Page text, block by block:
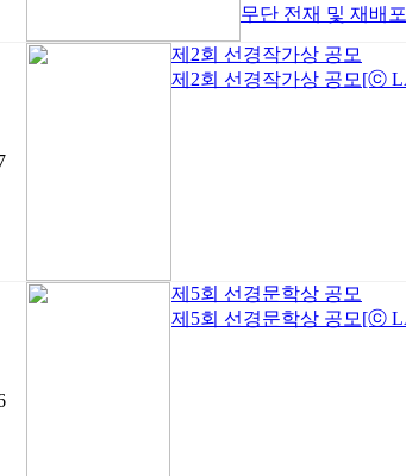
무단 전재 및 재배
제2회 선경작가상 공모
제2회 선경작가상 공모[ⓒ
제5회 선경문학상 공모
제5회 선경문학상 공모[ⓒ